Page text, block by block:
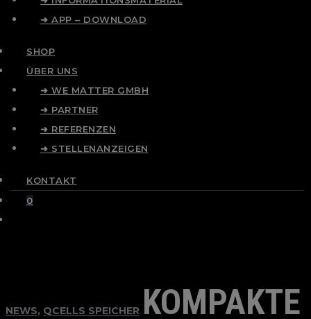
➜ APP – DOWNLOAD
SHOP
ÜBER UNS
➜ WE MATTER GMBH
➜ PARTNER
➜ REFERENZEN
➜ STELLENANZEIGEN
KONTAKT
0
NEWS, QCELLS SPEICHER KOMPAKTE